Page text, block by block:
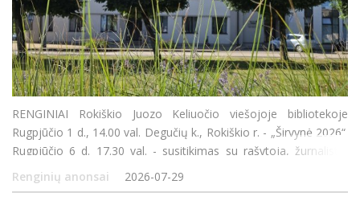
RENGINIAI Rokiškio Juozo Keliuočio viešojoje bibliotekoje
Rugpjūčio 1 d., 14.00 val. Degučių k., Rokiškio r. - „Širvynė 2026“.
Rugpjūčio 6 d. 17.30 val. - susitikimas su rašytoja, žurnaliste,
gide ir keliautoja Lina Ever. Liepa &ndash
Renginių anonsai 2026-07-29